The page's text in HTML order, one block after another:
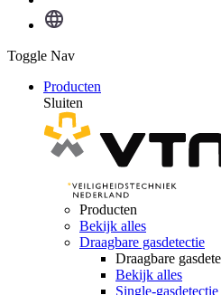
Toggle Nav
Producten
Sluiten
Producten
Bekijk alles
Draagbare gasdetectie
Draagbare
Bekijk alles
Single-gasdetectie